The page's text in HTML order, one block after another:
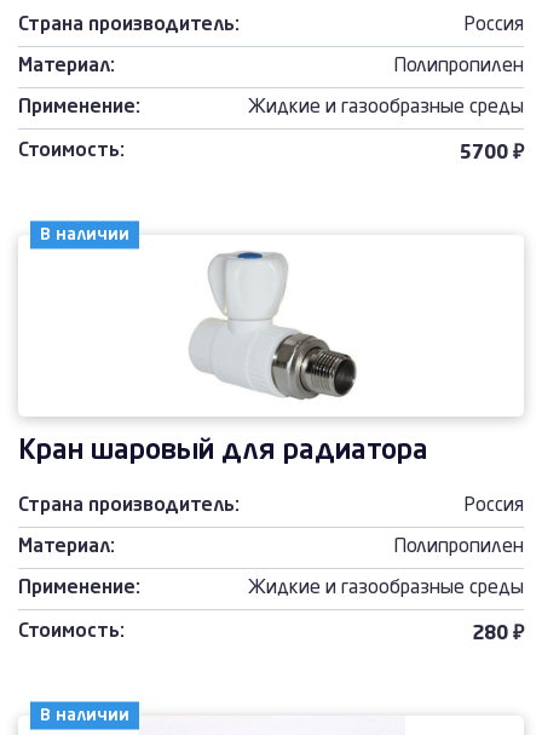
Страна производитель: Россия
Материал: Полипропилен
Применение: Жидкие и газообразные среды
Стоимость: 5700 ₽
В наличии
Кран шаровый для радиатора
Страна производитель: Россия
Материал: Полипропилен
Применение: Жидкие и газообразные среды
Стоимость: 280 ₽
В наличии